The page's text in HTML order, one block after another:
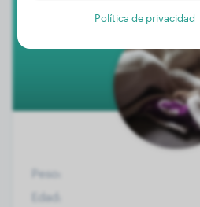
Peso:
Edad:
Política de privacidad